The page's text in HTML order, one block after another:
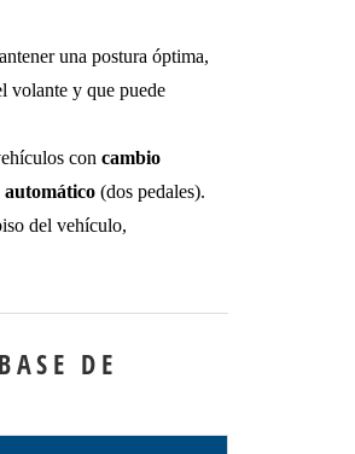
una postura óptima,
volante y que puede
con cambio
automático(dos pedales).
del vehículo,
DE